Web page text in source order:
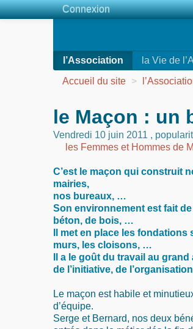
l’Association la Vie de
Accueil du site >
le Maçon : un
Vendredi 10 juin 2011 ,
les Femmes et Hommes de
C’est le maçon qui construit
mairies,
nos bureaux, …
Son environnement est fait
béton, de bois, …
Il met en place les
murs, les cloisons, …
Il a le goût du travail au
de l’initiative, de
Le maçon est habile et
d’équipe.
Serge et Bernard, nos deux
Connexion